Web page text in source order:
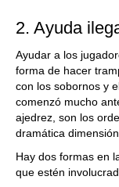
2. Ayuda
Ayudar a los
forma de hacer
con los sobornos y
comenzó mucho
ajedrez, son los
dramática
Hay dos formas en
que estén